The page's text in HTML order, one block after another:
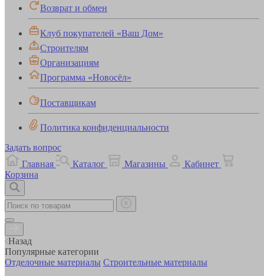
Возврат и обмен
Клуб покупателей «Ваш Дом»
Строителям
Организациям
Программа «Новосёл»
Поставщикам
Политика конфиденциальности
Задать вопрос
Главная
Каталог Магазины
Кабинет
Корзина
Назад
Популярные категории
Отделочные материалы Строительные материалы